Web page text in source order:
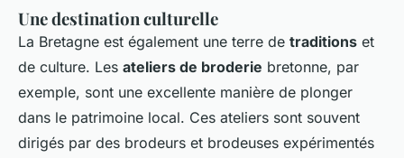
Une destination culturelle
La Bretagne est également une terre de traditions et
de culture. Les ateliers de broderie bretonne, par
exemple, sont une excellente manière de plonger
dans le patrimoine local. Ces ateliers sont souvent
dirigés par des brodeurs et brodeuses expérimentés